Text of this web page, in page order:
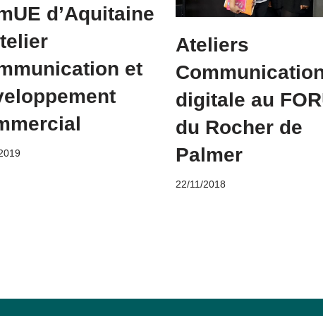
d’Aquitaine
et
Ateliers
digitale au
du Rocher de
Palmer
22/11/2018